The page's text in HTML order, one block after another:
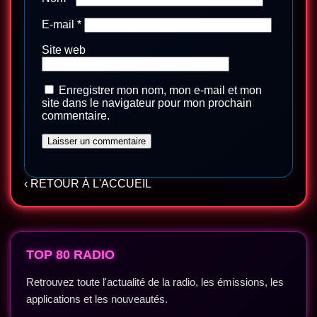
E-mail *
Site web
Enregistrer mon nom, mon e-mail et mon
site dans le navigateur pour mon prochain
commentaire.
‹ RETOUR À L'ACCUEIL
TOP 80 RADIO
Retrouvez toute l'actualité de la radio, les émissions, les
applications et les nouveautés.